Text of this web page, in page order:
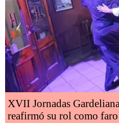
XVII Jornadas
reafirmó su rol como